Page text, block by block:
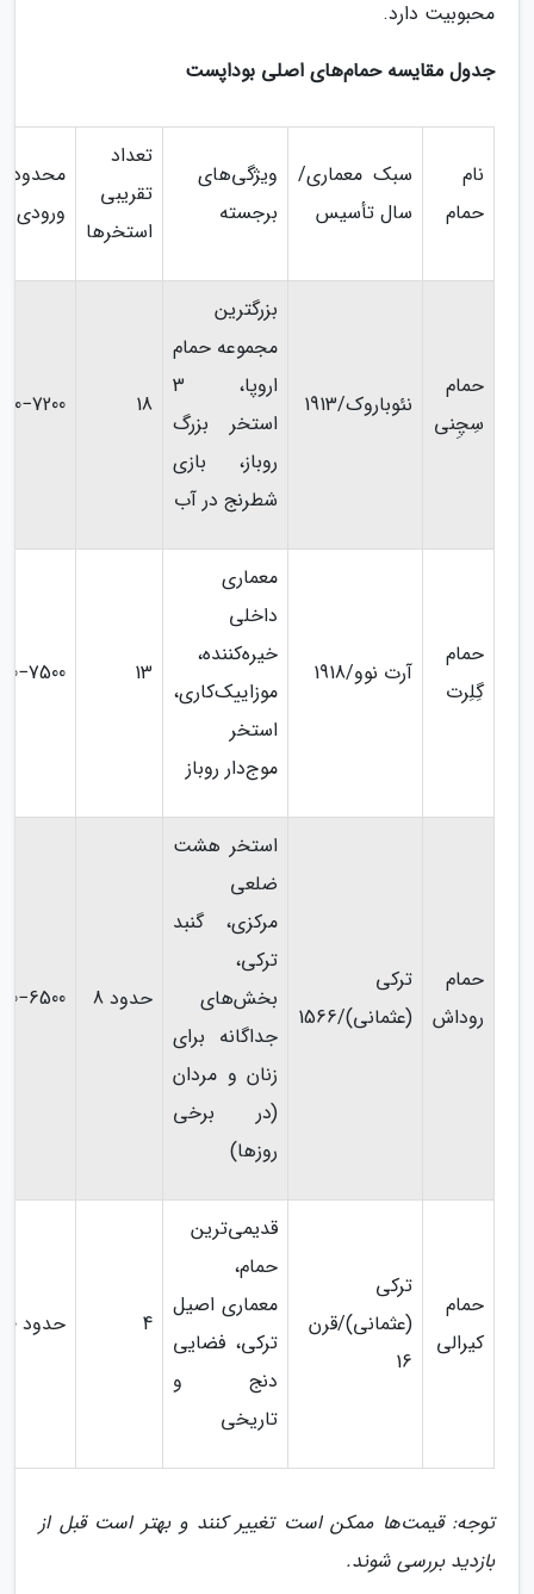
محبوبیت دارد.
جدول مقایسه حمام‌های اصلی بوداپست
نام
حمام
سبک معماری/
سال تأسیس
ویژگی‌های
برجسته
تعداد
تقریبی
استخرها
ورودی
حمام
سِچِنی
نئوباروک/1913
بزرگترین
مجموعه حمام
اروپا، 3
استخر بزرگ
روباز، بازی
شطرنج در آب
18
HUF
حمام
گِلِرت
آرت نوو/1918
معماری
داخلی
خیره‌کننده،
موزاییک‌کاری،
استخر
موج‌دار روباز
13
HUF
حمام
روداش
ترکی
(عثمانی)/1566
استخر هشت
ضلعی
مرکزی، گنبد
ترکی،
بخش‌های
جداگانه برای
زنان و مردان
(در برخی
روزها)
حدود 8 HUF
حمام
کیرالی
ترکی
(عثمانی)/قرن
16
قدیمی‌ترین
حمام،
معماری اصیل
ترکی، فضایی
دنج و
تاریخی
4 حدود 10 USD
توجه: قیمت‌ها ممکن است تغییر کنند و بهتر است قبل از
بازدید بررسی شوند.